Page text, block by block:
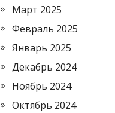
Март 2025
Февраль 2025
Январь 2025
Декабрь 2024
Ноябрь 2024
Октябрь 2024